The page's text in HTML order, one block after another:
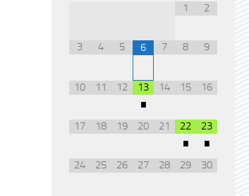
1
2
3 4 5 6 7 8 9
10 11 12 13
•
14 15 16
17 18 19 20 21 22
•
23
•
24 25 26 27 28 29 30